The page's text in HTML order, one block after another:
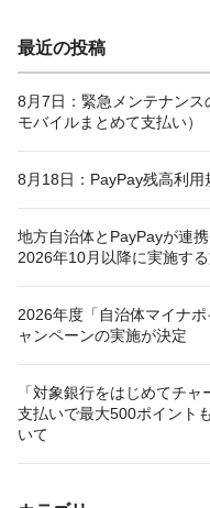
最近の投稿
8月7日：緊急メンテナン
モバイルまとめて支払い）
8月18日：PayPay残高利
地方自治体とPayPayが連
2026年10月以降に実施する
2026年度「自治体マイナ
ャンペーンの実施が決定
「対象銀行をはじめてチ
支払いで最大500ポイント
いて